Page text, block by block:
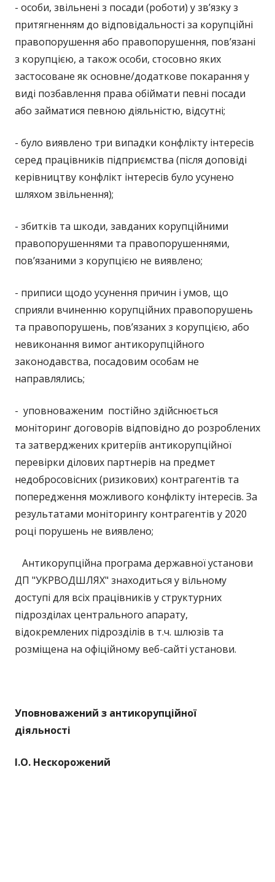
- особи, звільнені з посади (роботи) у зв’язку з
притягненням до відповідальності за корупційні
правопорушення або правопорушення, пов’язані
з корупцією, а також особи, стосовно яких
застосоване як основне/додаткове покарання у
виді позбавлення права обіймати певні посади
або займатися певною діяльністю, відсутні;
- було виявлено три випадки конфлікту інтересів
серед працівників підприємства (після доповіді
керівництву конфлікт інтересів було усунено
шляхом звільнення);
- збитків та шкоди, завданих корупційними
правопорушеннями та правопорушеннями,
пов’язаними з корупцією не виявлено;
- приписи щодо усунення причин і умов, що
сприяли вчиненню корупційних правопорушень
та правопорушень, пов’язаних з корупцією, або
невиконання вимог антикорупційного
законодавства, посадовим особам не
направлялись;
- уповноваженим постійно здійснюється
моніторинг договорів відповідно до розроблених
та затверджених критеріїв антикорупційної
перевірки ділових партнерів на предмет
недобросовісних (ризикових) контрагентів та
попередження можливого конфлікту інтересів. За
результатами моніторингу контрагентів у 2020
році порушень не виявлено;
Антикорупційна програма державної установи
ДП "УКРВОДШЛЯХ" знаходиться у вільному
доступі для всіх працівників у структурних
підрозділах центрального апарату,
відокремлених підрозділів в т.ч. шлюзів та
розміщена на офіційному веб-сайті установи.
Уповноважений з антикорупційної
діяльності
І.О. Нескорожений